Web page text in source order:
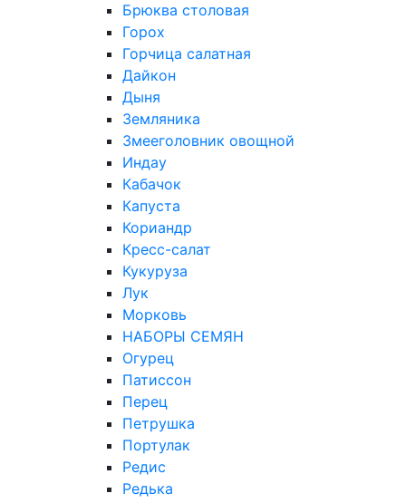
Брюква столовая
Горох
Горчица салатная
Дайкон
Дыня
Земляника
Змееголовник овощной
Индау
Кабачок
Капуста
Кориандр
Кресс-салат
Кукуруза
Лук
Морковь
НАБОРЫ СЕМЯН
Огурец
Патиссон
Перец
Петрушка
Портулак
Редис
Редька